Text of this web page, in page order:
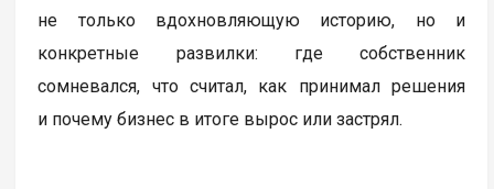
не только вдохновляющую историю, но и
конкретные развилки: где собственник
сомневался, что считал, как принимал решения
и почему бизнес в итоге вырос или застрял.